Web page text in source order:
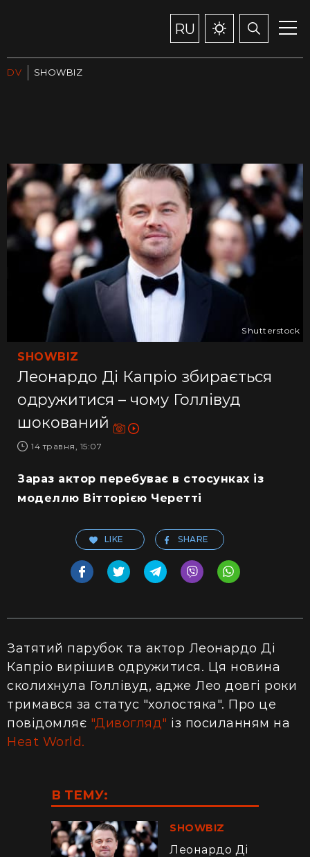
RU
DV SHOWBIZ
SHOWBIZ
Леонардо Ді Капріо збирається
одружитися – чому Голлівуд
шокований
14 травня, 15:07
Shutterstock
Зараз актор перебуває в стосунках із
моделлю Вітторією Черетті
LIKE SHARE
Затятий парубок та актор Леонардо Ді
Капріо вирішив одружитися. Ця новина
сколихнула Голлівуд, адже Лео довгі роки
тримався за статус "холостяка". Про це
повідомляє "Дивогляд" із посиланням на
Heat World.
В ТЕМУ:
SHOWBIZ
Леонардо Ді